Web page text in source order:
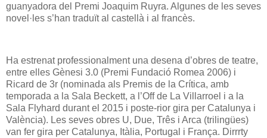
guanyadora del Premi Joaquim Ruyra. Algunes de les seves
novel·les s’han traduït al castellà i al francès.
Ha estrenat professionalment una desena d’obres de teatre,
entre elles Gènesi 3.0 (Premi Fundació Romea 2006) i
Ricard de 3r (nominada als Premis de la Crítica, amb
temporada a la Sala Beckett, a l’Off de La Villarroel i a la
Sala Flyhard durant el 2015 i poste-rior gira per Catalunya i
València). Les seves obres U, Due, Três i Arca (trilingües)
van fer gira per Catalunya, Itàlia, Portugal i França. Dirrrty